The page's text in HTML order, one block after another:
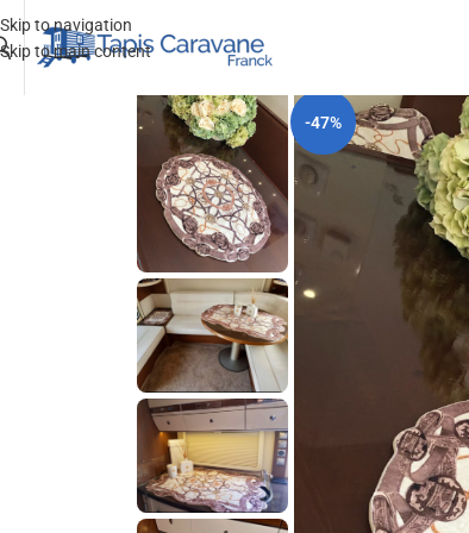
Skip to navigation
Skip to main content
-47%